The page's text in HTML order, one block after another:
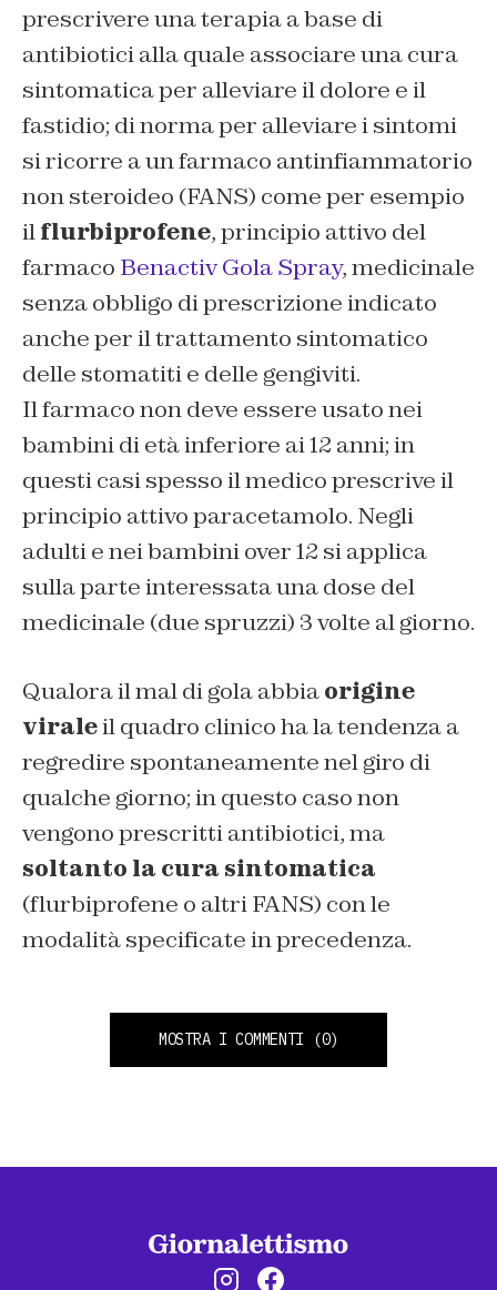
prescrivere una terapia a base di
antibiotici alla quale associare una cura
sintomatica per alleviare il dolore e il
fastidio; di norma per alleviare i sintomi
si ricorre a un farmaco antinfiammatorio
non steroideo (FANS) come per esempio
ilflurbiprofene, principio attivo del
farmaco Benactiv Gola Spray, medicinale
senza obbligo di prescrizione indicato
anche per il trattamento sintomatico
delle stomatiti e delle gengiviti.
Il farmaco non deve essere usato nei
bambini di età inferiore ai 12 anni; in
questi casi spesso il medico prescrive il
principio attivo paracetamolo. Negli
adulti e nei bambini over 12 si applica
sulla parte interessata una dose del
medicinale (due spruzzi) 3 volte al giorno.
Qualora il mal di gola abbiaorigine
viraleil quadro clinico ha la tendenza a
regredire spontaneamente nel giro di
qualche giorno; in questo caso non
vengono prescritti antibiotici, ma
soltanto la cura sintomatica
(flurbiprofene o altri FANS) con le
modalità specificate in precedenza.
MOSTRA I COMMENTI (0)